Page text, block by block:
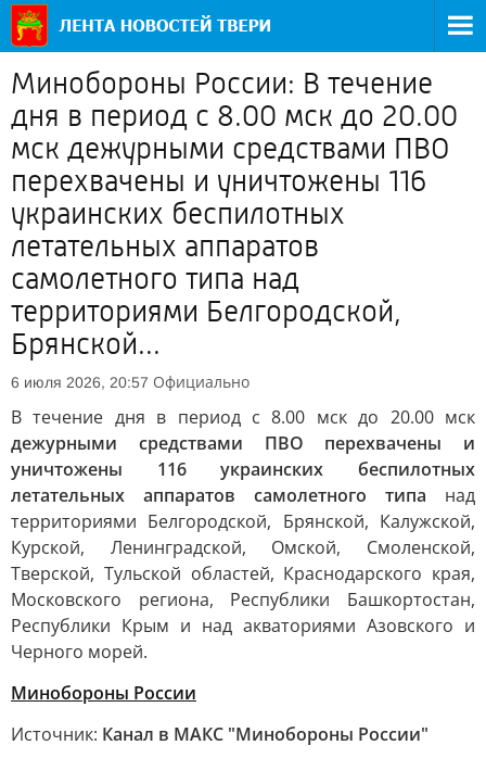
Минобороны России: В течение
дня в период с 8.00 мск до 20.00
мск дежурными средствами ПВО
перехвачены и уничтожены 116
украинских беспилотных
летательных аппаратов
самолетного типа над
территориями Белгородской,
Брянской...
6 июля 2026, 20:57 Официально
В течение дня в период с 8.00 мск до 20.00 мск
дежурными средствами ПВО перехвачены и
уничтожены 116 украинских беспилотных
летательных аппаратов самолетного типа над
территориями Белгородской, Брянской, Калужской,
Курской, Ленинградской, Омской, Смоленской,
Тверской, Тульской областей, Краснодарского края,
Московского региона, Республики Башкортостан,
Республики Крым и над акваториями Азовского и
Черного морей.
Минобороны России
Источник: Канал в МАКС "Минобороны России"